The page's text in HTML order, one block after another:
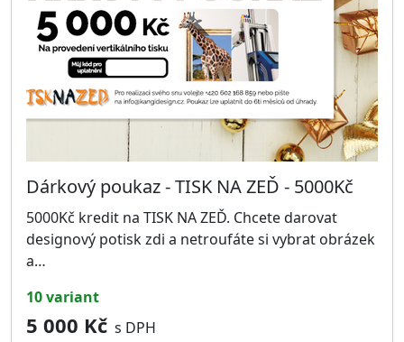
Dárkový poukaz - TISK NA ZEĎ - 5000Kč
5000Kč kredit na TISK NA ZEĎ. Chcete darovat
designový potisk zdi a netroufáte si vybrat obrázek
a…
10 variant
5 000 Kč s DPH